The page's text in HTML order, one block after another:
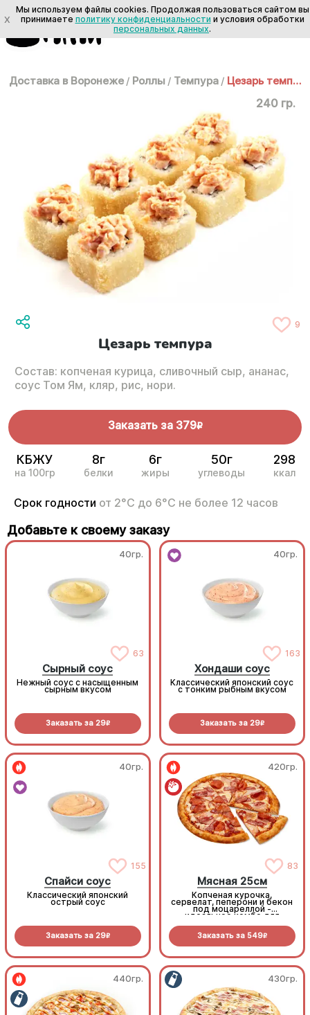
Доставка в Воронеже / Роллы / Темпура / Цезарь темпура
240 гр.
9
Цезарь темпура
Состав: копченая курица, сливочный сыр, ананас,
соус Том Ям, кляр, рис, нори.
Заказать за 379R
КБЖУ
на 100гр
8г
белки
6г
жиры
50г
углеводы
298
ккал
Срок годности от 2°С до 6°С не более 12 часов
Добавьте к своему заказу
40гр.
63
Сырный соус
Нежный соус с насыщенным
сырным вкусом
Заказать за 29R
40гр.
163
Хондаши соус
Классический японский соус
с тонким рыбным вкусом
Заказать за 29R
40гр.
155
Спайси соус
Классический японский
острый соус
Заказать за 29R
420гр.
83
Мясная 25см
Копченая курочка,
сервелат, пеперони и бекон
под моцареллой -
идеальное комбо для
Заказать за 549R
440гр. 430гр.
X
Мы используем файлы cookies. Продолжая пользоваться сайтом вы
принимаете политику конфиденциальности и условия обработки
персональных данных.